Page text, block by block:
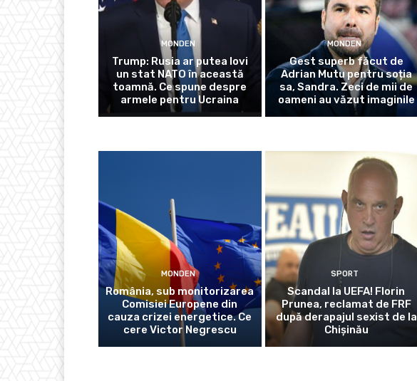
MONDEN
Trump: Rusia ar putea lovi
un stat NATO în această
toamnă. Ce spune despre
armele pentru Ucraina
MONDEN
Gest superb făcut de
Adrian Mutu pentru soția
sa, Sandra. Zeci de mii de
oameni au văzut imaginile
MONDEN
România, sub monitorizarea
Comisiei Europene din
cauza crizei energetice. Ce
cere Victor Negrescu
SPORT
Scandal la UEFA! Florin
Prunea, reclamat de FRF
după derapajul sexist de la
Chișinău